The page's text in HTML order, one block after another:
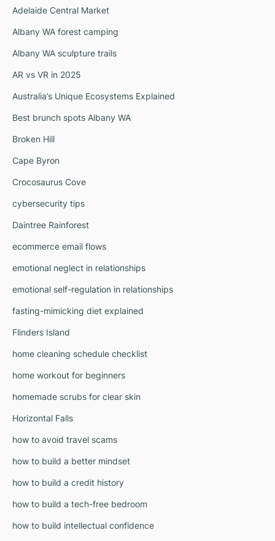
Adelaide Central Market
Albany WA forest camping
Albany WA sculpture trails
AR vs VR in 2025
Australia’s Unique Ecosystems Explained
Best brunch spots Albany WA
Broken Hill
Cape Byron
Crocosaurus Cove
cybersecurity tips
Daintree Rainforest
ecommerce email flows
emotional neglect in relationships
emotional self-regulation in relationships
fasting-mimicking diet explained
Flinders Island
home cleaning schedule checklist
home workout for beginners
homemade scrubs for clear skin
Horizontal Falls
how to avoid travel scams
how to build a better mindset
how to build a credit history
how to build a tech-free bedroom
how to build intellectual confidence